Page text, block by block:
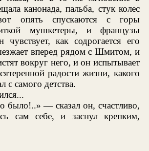
канонада, пальба, стук колес
опять спускаются с горы
мушкетеры, и французы
как содрогается его
вперед рядом с Шмитом, и
вокруг него, и он испытывает
радости жизни, какого
с самого детства.
было!..» — сказал он, счастливо,
сам себе, и заснул крепким,